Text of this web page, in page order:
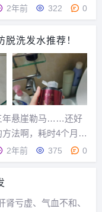
，我都心痛我之前
然有这么多头发可
经衰弱了！...
2年前 322 0
洗发水推荐！
年悬崖勒马……还好
法啊，耗时4个月，
，我都心痛我之前
然有这么多头发可
经衰弱了！...
2年前 375 0
肾亏虚、气血不和、